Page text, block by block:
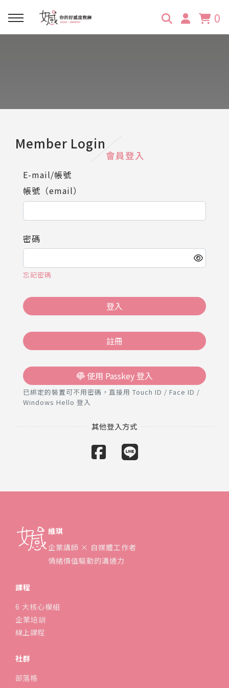
0
線上課程
嚴選商品
活動報名
它站開課
推薦工具
合作邀約
品牌顧問
主持服務
公眾表達影響力
創意活動企劃力
零秒好感溝通術
服務體驗設計課
維琪簡介
學員推薦
客戶好評
媒體報導
維體驗Unique
維觀點Vision
Member Login
會員登入
E-mail/帳號
帳號（email）
密碼
忘記密碼
登入
註冊
使用 Passkey 登入
已綁定的裝置可不用密碼，直接用 Touch ID / Face ID /
Windows Hello 登入
維琪
企業講師 × 自媒體工作者
情緒價值驅動的溝通力
課程
6 大核心模組
企業培訓
線上課程
社群
部落格